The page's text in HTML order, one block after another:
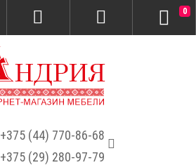
+375 (44) 770-86-68
+375 (29) 280-97-79
0